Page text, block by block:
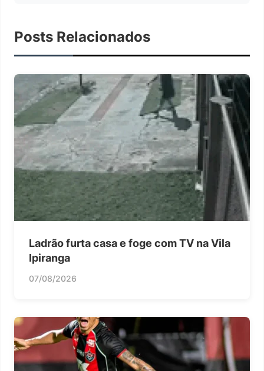
Posts Relacionados
Ladrão furta casa e foge com TV na Vila
Ipiranga
07/08/2026